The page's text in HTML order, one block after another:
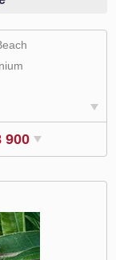
900